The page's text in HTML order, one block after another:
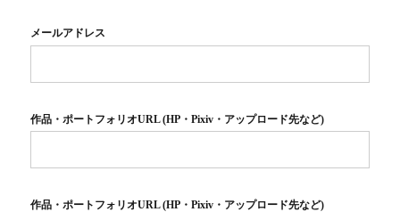
メールアドレス
作品・ポートフォリオURL (HP・Pixiv・アップロード先など)
作品・ポートフォリオURL (HP・Pixiv・アップロード先など)